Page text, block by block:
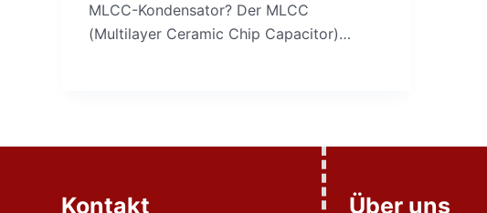
MLCC-Kondensator? Der MLCC
(Multilayer Ceramic Chip Capacitor)…
Kontakt Über uns